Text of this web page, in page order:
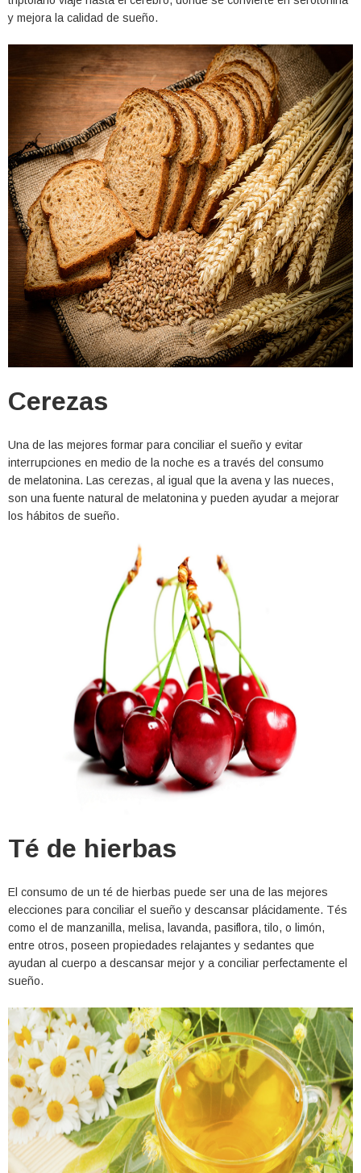
y mejora la calidad de sueño.
Cerezas
Una de las mejores formar para conciliar el sueño y evitar
interrupciones en medio de la noche es a través del consumo
de melatonina. Las cerezas, al igual que la avena y las nueces,
son una fuente natural de melatonina y pueden ayudar a mejorar
los hábitos de sueño.
Té de hierbas
El consumo de un té de hierbas puede ser una de las mejores
elecciones para conciliar el sueño y descansar plácidamente. Tés
como el de manzanilla, melisa, lavanda, pasiflora, tilo, o limón,
entre otros, poseen propiedades relajantes y sedantes que
ayudan al cuerpo a descansar mejor y a conciliar perfectamente el
sueño.